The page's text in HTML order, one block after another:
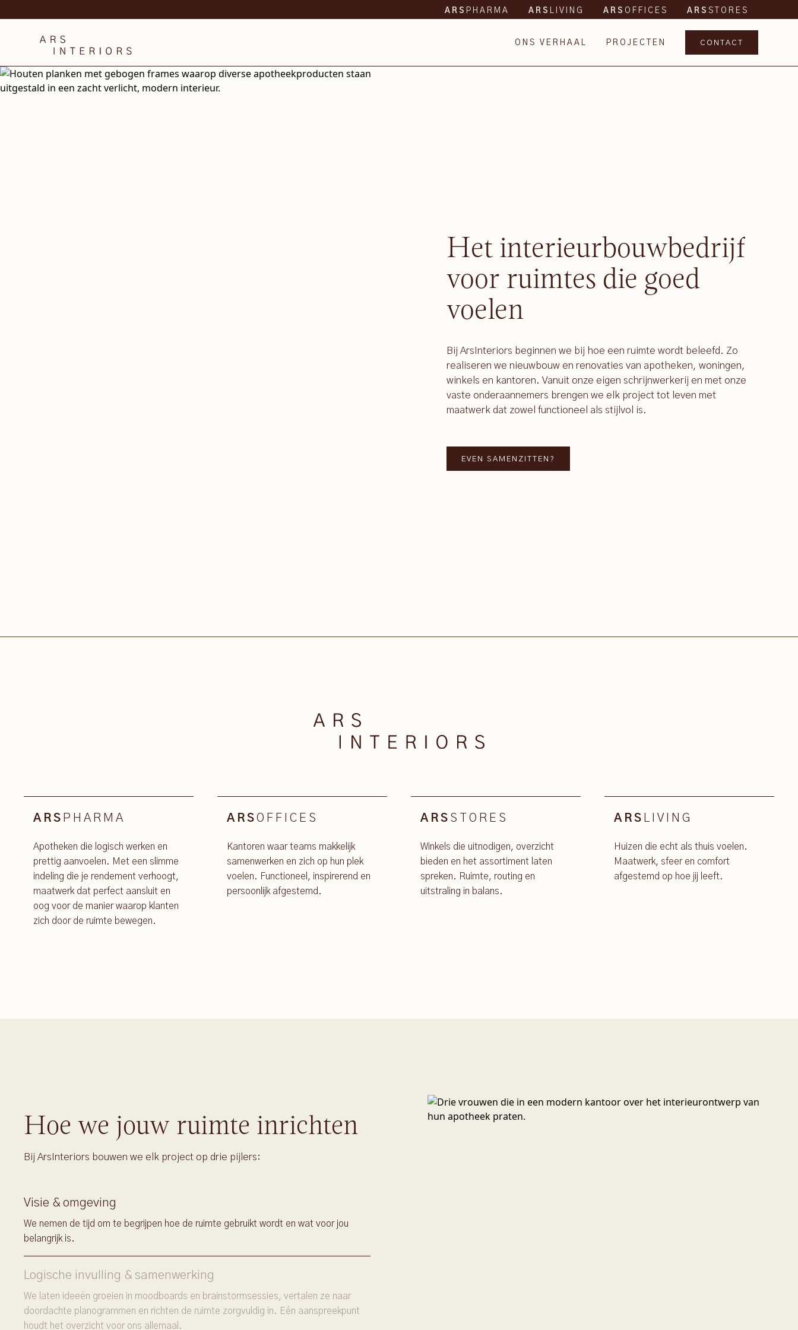
ARS PHARMA ARS LIVING ARS OFFICES ARS STORES
ONS VERHAAL PROJECTEN CONTACT
Het interieurbouwbedrijf
voor ruimtes die goed
voelen
Bij ArsInteriors beginnen we bij hoe een ruimte wordt beleefd. Zo
realiseren we nieuwbouw en renovaties van apotheken, woningen,
winkels en kantoren. Vanuit onze eigen schrijnwerkerij en met onze
vaste onderaannemers brengen we elk project tot leven met
maatwerk dat zowel functioneel als stijlvol is.
EVEN SAMENZITTEN?
ARS PHARMA
Apotheken die logisch werken en
prettig aanvoelen. Met een slimme
indeling die je rendement verhoogt,
maatwerk dat perfect aansluit en
oog voor de manier waarop klanten
zich door de ruimte bewegen.
ARS OFFICES
Kantoren waar teams makkelijk
samenwerken en zich op hun plek
voelen. Functioneel, inspirerend en
persoonlijk afgestemd.
ARS STORES
Winkels die uitnodigen, overzicht
bieden en het assortiment laten
spreken. Ruimte, routing en
uitstraling in balans.
ARS LIVING
Huizen die echt als thuis voelen.
Maatwerk, sfeer en comfort
afgestemd op hoe jij leeft.
Hoe we jouw ruimte inrichten
Bij ArsInteriors bouwen we elk project op drie pijlers:
Visie & omgeving
We nemen de tijd om te begrijpen hoe de ruimte gebruikt wordt en wat voor jou
belangrijk is.
Logische invulling & samenwerking
We laten ideeën groeien in moodboards en brainstormsessies, vertalen ze naar
doordachte planogrammen en richten de ruimte zorgvuldig in. Eén aanspreekpunt
houdt het overzicht voor ons allemaal.